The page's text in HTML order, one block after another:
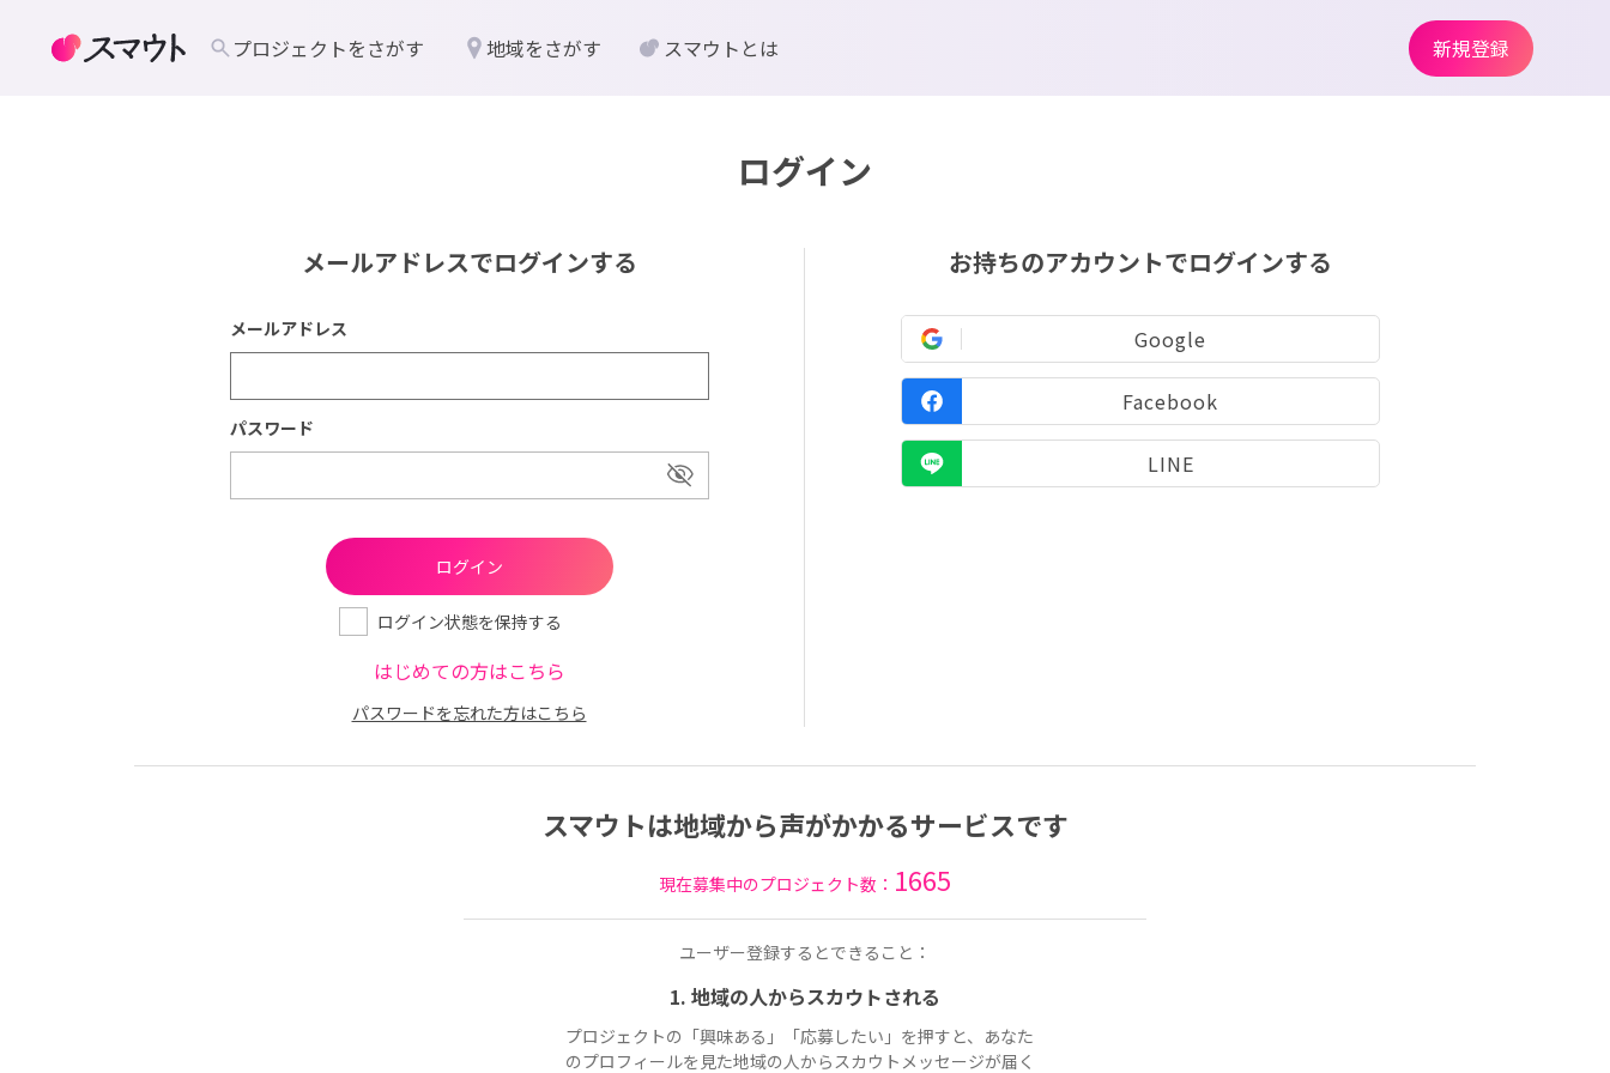
ログイン
メールアドレスでログインする
メールアドレス
パスワード
ログイン状態を保持する
はじめての方はこちら
パスワードを忘れた方はこちら
お持ちのアカウントでログインする
Google
Facebook
LINE
スマウトは地域から声がかかるサービスです
現在募集中のプロジェクト数： 1665
ユーザー登録するとできること：
1. 地域の人からスカウトされる
プロジェクトの「興味ある」「応募したい」を押すと、あなた
のプロフィールを見た地域の人からスカウトメッセージが届く
プロジェクトをさがす 地域をさがす スマウトとは 新規登録